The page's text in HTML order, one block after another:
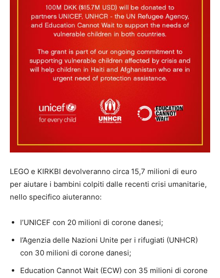
LEGO e KIRKBI devolveranno circa 15,7 milioni di euro
per aiutare i bambini colpiti dalle recenti crisi umanitarie,
nello specifico aiuteranno:
l’UNICEF con 20 milioni di corone danesi;
l’Agenzia delle Nazioni Unite per i rifugiati (UNHCR)
con 30 milioni di corone danesi;
Education Cannot Wait (ECW) con 35 milioni di corone